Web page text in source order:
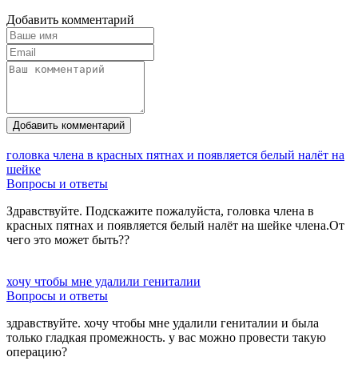
Добавить комментарий
Добавить комментарий
головка члена в красных пятнах и появляется белый налёт на
шейке
Вопросы и ответы
Здравствуйте. Подскажите пожалуйста, головка члена в
красных пятнах и появляется белый налёт на шейке члена.От
чего это может быть??
хочу чтобы мне удалили гениталии
Вопросы и ответы
здравствуйте. хочу чтобы мне удалили гениталии и была
только гладкая промежность. у вас можно провести такую
операцию?